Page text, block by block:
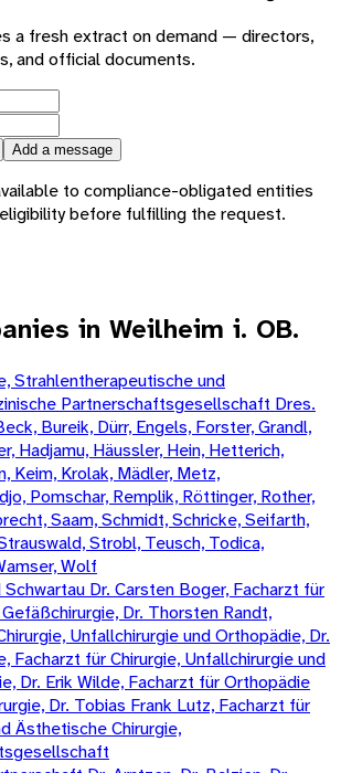
a fresh extract on demand — directors,
and official documents.
Add a message
to compliance-obligated entities
before fulfilling the request.
in Weilheim i. OB.
Strahlentherapeutische und
Partnerschaftsgesellschaft Dres.
Bureik, Dürr, Engels, Forster, Grandl,
Hadjamu, Häussler, Hein, Hetterich,
Keim, Krolak, Mädler, Metz,
Pomschar, Remplik, Röttinger, Rother,
Saam, Schmidt, Schricke, Seifarth,
Strobl, Teusch, Todica,
Wolf
Schwartau Dr. Carsten Boger, Facharzt für
Dr. Thorsten Randt,
Unfallchirurgie und Orthopädie, Dr.
Facharzt für Chirurgie, Unfallchirurgie und
Dr. Erik Wilde, Facharzt für Orthopädie
Dr. Tobias Frank Lutz, Facharzt für
Ästhetische Chirurgie,